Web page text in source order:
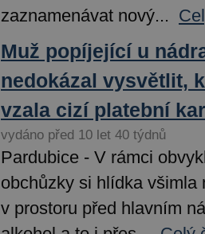
zaznamenávat nový...
Muž popíjející u
nedokázal vysvětlit,
vzala cizí platební
vydáno před 10 let 40 týdnů
Pardubice - V rámci
obchůzky si hlídka všimla
v prostoru před hlavním